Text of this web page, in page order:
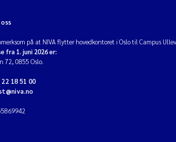
på at NIVA flytter hovedkontoret i Oslo til Campus
fra 1. juni 2026 er:
72, 0855 Oslo.
18 51 00